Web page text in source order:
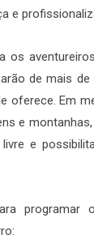
e
os
de mais
oferece. Em
e
e
programar